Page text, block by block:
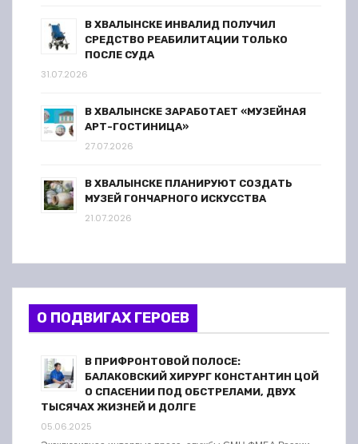
В ХВАЛЫНСКЕ ИНВАЛИД ПОЛУЧИЛ
СРЕДСТВО РЕАБИЛИТАЦИИ ТОЛЬКО
ПОСЛЕ СУДА
31.07.2026
В ХВАЛЫНСКЕ ЗАРАБОТАЕТ «МУЗЕЙНАЯ
АРТ-ГОСТИНИЦА»
27.07.2026
В ХВАЛЫНСКЕ ПЛАНИРУЮТ СОЗДАТЬ
МУЗЕЙ ГОНЧАРНОГО ИСКУССТВА
21.07.2026
О ПОДВИГАХ ГЕРОЕВ
В ПРИФРОНТОВОЙ ПОЛОСЕ:
БАЛАКОВСКИЙ ХИРУРГ КОНСТАНТИН ЦОЙ
О СПАСЕНИИ ПОД ОБСТРЕЛАМИ, ДВУХ
ТЫСЯЧАХ ЖИЗНЕЙ И ДОЛГЕ
05.06.2025